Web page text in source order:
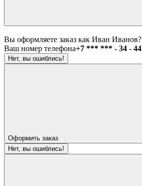
Вы оформляете заказ как Иван Иванов?
Ваш номер телефона+7 *** *** - 34 - 44
Нет, вы ошиблись!
Оформить заказ
Нет, вы ошиблись!